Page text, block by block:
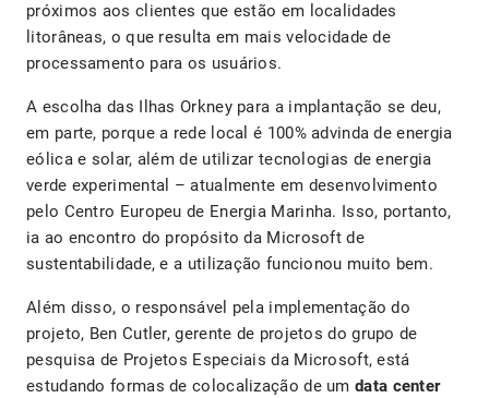
próximos aos clientes que estão em localidades
litorâneas, o que resulta em mais velocidade de
processamento para os usuários.
A escolha das Ilhas Orkney para a implantação se deu,
em parte, porque a rede local é 100% advinda de energia
eólica e solar, além de utilizar tecnologias de energia
verde experimental – atualmente em desenvolvimento
pelo Centro Europeu de Energia Marinha. Isso, portanto,
ia ao encontro do propósito da Microsoft de
sustentabilidade, e a utilização funcionou muito bem.
Além disso, o responsável pela implementação do
projeto, Ben Cutler, gerente de projetos do grupo de
pesquisa de Projetos Especiais da Microsoft, está
estudando formas de colocalização de um data center